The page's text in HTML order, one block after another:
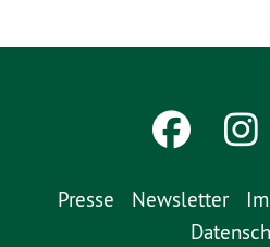
Presse Newsletter